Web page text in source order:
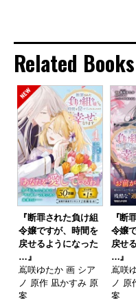
Related Books
『断罪された負け組
令嬢ですが、時間を
戻せるようになった
…』
嶌咲ゆたか 画 シア
ノ 原作 凪かすみ 原
案
『断
令嬢
戻せ
…』
嶌咲
ノ 原
案